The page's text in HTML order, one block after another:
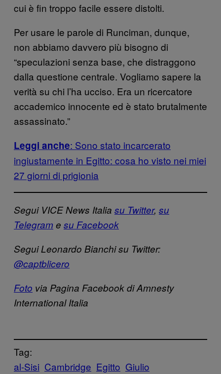
cui è fin troppo facile essere distolti.
Per usare le parole di Runciman, dunque,
non abbiamo davvero più bisogno di
“speculazioni senza base, che distraggono
dalla questione centrale. Vogliamo sapere la
verità su chi l’ha ucciso. Era un ricercatore
accademico innocente ed è stato brutalmente
assassinato.”
Leggi anche: Sono stato incarcerato
ingiustamente in Egitto: cosa ho visto nei miei
27 giorni di prigionia
Segui VICE News Italia su Twitter, su
Telegrame su Facebook
Segui Leonardo Bianchi su Twitter:
@captblicero
Foto via Pagina Facebook di Amnesty
International Italia
Tag:
al-Sisi Cambridge Egitto Giulio